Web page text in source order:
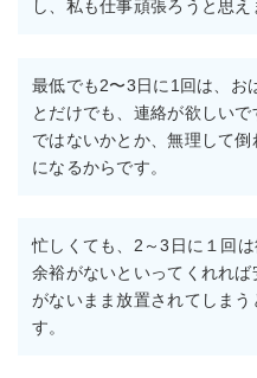
し、私も仕事頑張ろうと思え
最低でも2〜3日に1回は、お
とだけでも、連絡が欲しい
ではないかとか、無理して
になるからです。
忙しくても、2～3日に１回
余裕がないといってくれれ
がないまま放置されてしま
す。